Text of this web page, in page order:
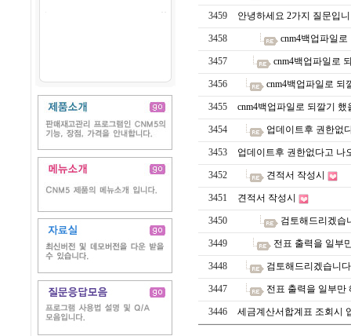
3459 안녕하세요 2가지 질문입
3458 cnm4백업파일
3457 cnm4백업파일로
3456 cnm4백업파일로 되
3455 cnm4백업파일로 되깔기
3454 업데이트후 권한없
3453 업데이트후 권한없다고 나
3452 견적서 작성시
3451 견적서 작성시
3450 검토해드리겠습
3449 전표 출력을 일부
3448 검토해드리겠습니
3447 전표 출력을 일부만
3446 세금계산서합계표 조회시